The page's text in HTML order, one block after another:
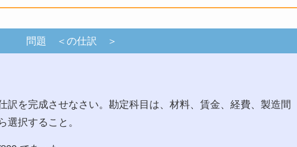
問題 ＜の仕訳 ＞
訳を完成させなさい。勘定科目は、材料、賃金、経費、製造間
選択すること。